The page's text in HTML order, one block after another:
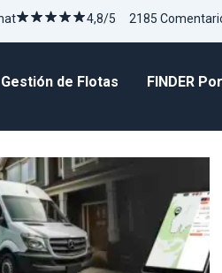
4,8/5 2185
Gestión de Flotas FINDER